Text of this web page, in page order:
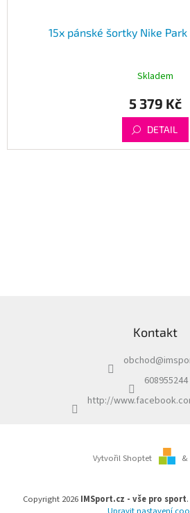
15x pánské šortky Nike
Skladem
5 379 Kč
DETAIL
Kontakt
obchod@
608955244
http://
Vytvořil Shoptet &
Copyright 2026 IMSport.cz - vše pro sport